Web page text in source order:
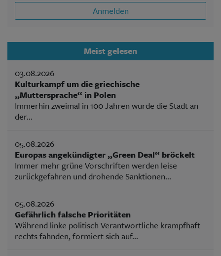
Anmelden
Meist gelesen
03.08.2026
Kulturkampf um die griechische
„Muttersprache“ in Polen
Immerhin zweimal in 100 Jahren wurde die Stadt an
der...
05.08.2026
Europas angekündigter „Green Deal“ bröckelt
Immer mehr grüne Vorschriften werden leise
zurückgefahren und drohende Sanktionen...
05.08.2026
Gefährlich falsche Prioritäten
Während linke politisch Verantwortliche krampfhaft
rechts fahnden, formiert sich auf...